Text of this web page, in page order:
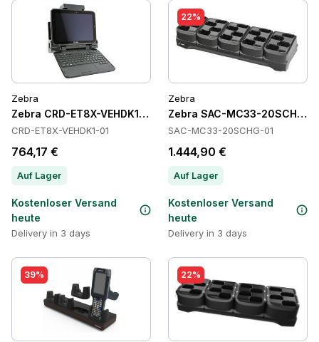
Zebra
Zebra CRD-ET8X-VEHDK1-01 Cradles
CRD-ET8X-VEHDK1-01
764,17 €
Auf Lager
Kostenloser Versand
heute
Delivery in 3 days
22%
Zebra
Zebra SAC-MC33-20SCHG-
SAC-MC33-20SCHG-01
1.444,90 €
Auf Lager
Kostenloser Versand
heute
Delivery in 3 days
39% 22%